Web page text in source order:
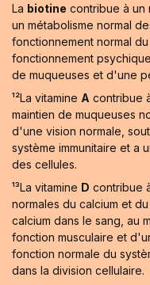
La biotine contribue à un
un métabolisme normal
fonctionnement normal
fonctionnement
de muqueuses et d'une
¹²La vitamine A contribue
maintien de muqueuses
d'une vision normale,
système immunitaire et a
des cellules.
¹³La vitamine D contribue
normales du calcium et
calcium dans le sang, au
fonction musculaire et
fonction normale du
dans la division cellulaire.